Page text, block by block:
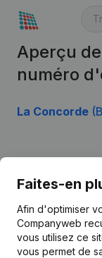
Aperçu
numéro
La Concorde
Faites-en
Afin d'optimiser
Companyweb
vous utilisez ce
vous permet de
Français